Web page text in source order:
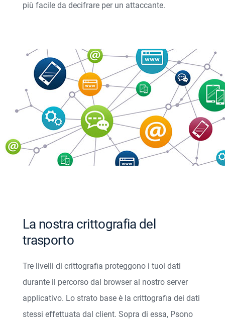
più facile da decifrare per un attaccante.
La nostra crittografia del
trasporto
Tre livelli di crittografia proteggono i tuoi dati
durante il percorso dal browser al nostro server
applicativo. Lo strato base è la crittografia dei dati
stessi effettuata dal client. Sopra di essa, Psono